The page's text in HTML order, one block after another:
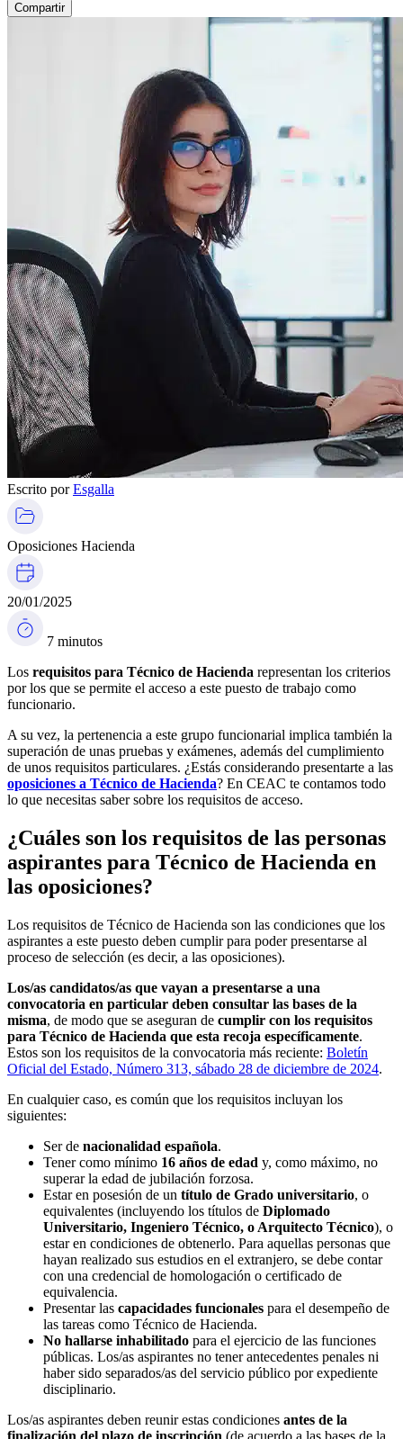
Compartir
Escrito porEsgalla
Oposiciones Hacienda
20/01/2025
7 minutos
Los requisitos para Técnico de Hacienda representan los criterios
por los que se permite el acceso a este puesto de trabajo como
funcionario.
A su vez, la pertenencia a este grupo funcionarial implica también la
superación de unas pruebas y exámenes, además del cumplimiento
de unos requisitos particulares. ¿Estás considerando presentarte a las
oposiciones a Técnico de Hacienda? En CEAC te contamos todo
lo que necesitas saber sobre los requisitos de acceso.
¿Cuáles son los requisitos de las personas
aspirantes para Técnico de Hacienda en
las oposiciones?
Los requisitos de Técnico de Hacienda son las condiciones que los
aspirantes a este puesto deben cumplir para poder presentarse al
proceso de selección (es decir, a las oposiciones).
Los/as candidatos/as que vayan a presentarse a una
convocatoria en particular deben consultar las bases de la
misma, de modo que se aseguran de cumplir con los requisitos
para Técnico de Hacienda que esta recoja específicamente.
Estos son los requisitos de la convocatoria más reciente: Boletín
Oficial del Estado, Número 313, sábado 28 de diciembre de 2024.
En cualquier caso, es común que los requisitos incluyan los
siguientes:
Ser de nacionalidad española.
Tener como mínimo 16 años de edad y, como máximo, no
superar la edad de jubilación forzosa.
Estar en posesión de un título de Grado universitario, o
equivalentes (incluyendo los títulos de Diplomado
Universitario, Ingeniero Técnico, o Arquitecto Técnico), o
estar en condiciones de obtenerlo. Para aquellas personas que
hayan realizado sus estudios en el extranjero, se debe contar
con una credencial de homologación o certificado de
equivalencia.
Presentar las capacidades funcionales para el desempeño de
las tareas como Técnico de Hacienda.
No hallarse inhabilitado para el ejercicio de las funciones
públicas. Los/as aspirantes no tener antecedentes penales ni
haber sido separados/as del servicio público por expediente
disciplinario.
Los/as aspirantes deben reunir estas condiciones antes de la
finalización del plazo de inscripción (de acuerdo a las bases de la